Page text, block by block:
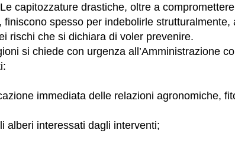
capitozzature drastiche, oltre a
finiscono spesso per indebolirle strutturalmente,
rischi che si dichiara di voler prevenire.
si chiede con urgenza all’Amministrazione
immediata delle relazioni agronomiche,
alberi interessati dagli interventi;